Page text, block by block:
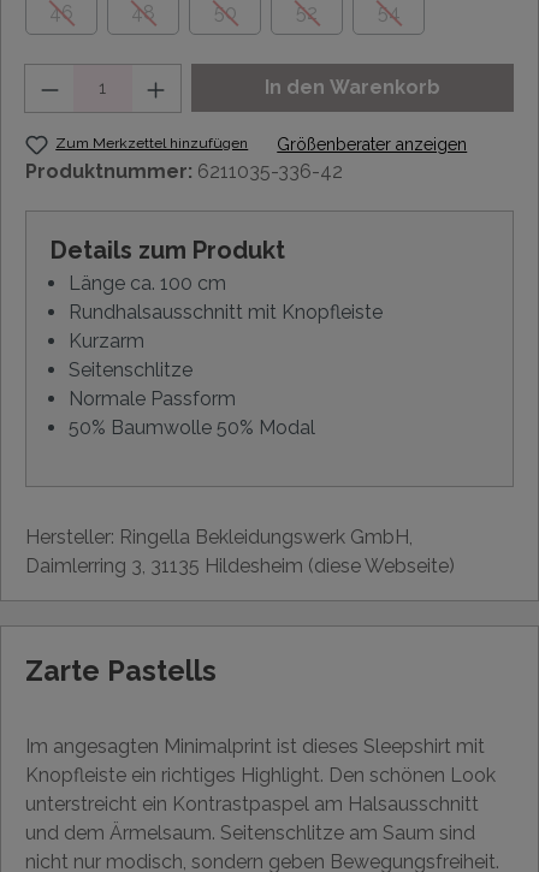
46 48 50 52 54
In den Warenkorb
Zum Merkzettel hinzufügen Größenberater anzeigen
Produktnummer: 6211035-336-42
Details zum Produkt
Länge ca. 100 cm
Rundhalsausschnitt mit Knopfleiste
Kurzarm
Seitenschlitze
Normale Passform
50% Baumwolle 50% Modal
Hersteller: Ringella Bekleidungswerk GmbH,
Daimlerring 3, 31135 Hildesheim (diese Webseite)
Zarte Pastells
Im angesagten Minimalprint ist dieses Sleepshirt mit
Knopfleiste ein richtiges Highlight. Den schönen Look
unterstreicht ein Kontrastpaspel am Halsausschnitt
und dem Ärmelsaum. Seitenschlitze am Saum sind
nicht nur modisch, sondern geben Bewegungsfreiheit.